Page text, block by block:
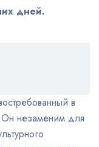
дней.
в
Он незаменим для